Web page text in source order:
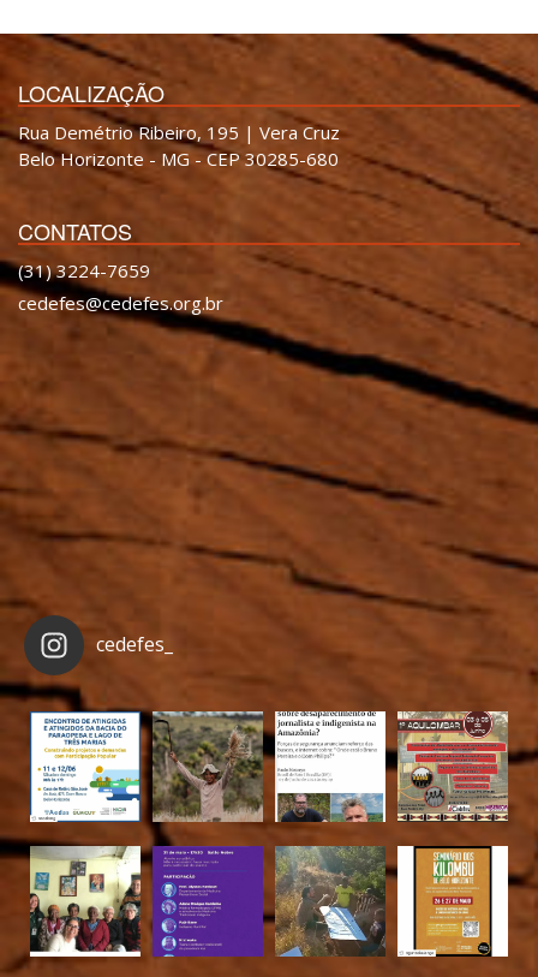
LOCALIZAÇÃO
Rua Demétrio Ribeiro, 195 | Vera Cruz
Belo Horizonte - MG - CEP 30285-680
CONTATOS
(31) 3224-7659
cedefes@cedefes.org.br
cedefes_